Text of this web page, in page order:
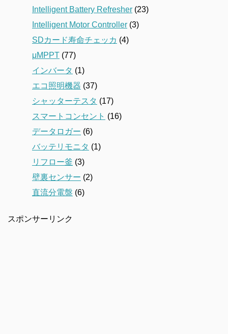
Intelligent Battery Refresher (23)
Intelligent Motor Controller (3)
SDカード寿命チェッカ (4)
μMPPT (77)
インバータ (1)
エコ照明機器 (37)
シャッターテスタ (17)
スマートコンセント (16)
データロガー (6)
バッテリモニタ (1)
リフロー釜 (3)
壁裏センサー (2)
直流分電盤 (6)
スポンサーリンク